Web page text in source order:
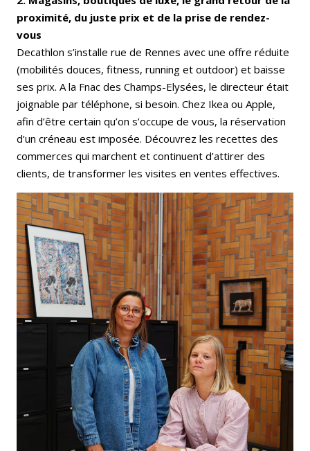
proximité, du juste prix et de la prise de rendez-
vous
Decathlon s’installe rue de Rennes avec une offre réduite
(mobilités douces, fitness, running et outdoor) et baisse
ses prix. A la Fnac des Champs-Elysées, le directeur était
joignable par téléphone, si besoin. Chez Ikea ou Apple,
afin d’être certain qu’on s’occupe de vous, la réservation
d’un créneau est imposée. Découvrez les recettes des
commerces qui marchent et continuent d’attirer des
clients, de transformer les visites en ventes effectives.